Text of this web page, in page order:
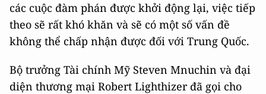
các cuộc đàm phán được khởi động lại, việc tiếp
theo sẽ rất khó khăn và sẽ có một số vấn đề
không thể chấp nhận được đối với Trung Quốc.
Bộ trưởng Tài chính Mỹ Steven Mnuchin và đại
diện thương mại Robert Lighthizer đã gọi cho